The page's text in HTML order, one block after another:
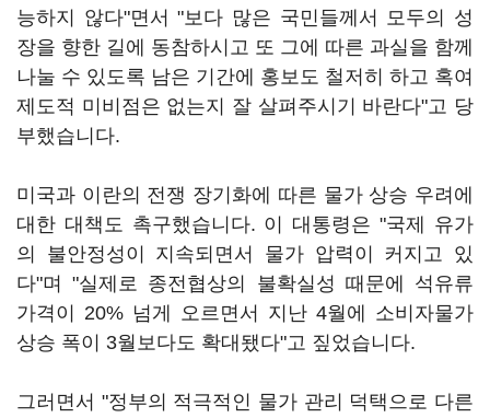
능하지 않다"면서 "보다 많은 국민들께서 모두의 성
장을 향한 길에 동참하시고 또 그에 따른 과실을 함께
나눌 수 있도록 남은 기간에 홍보도 철저히 하고 혹여
제도적 미비점은 없는지 잘 살펴주시기 바란다"고 당
부했습니다.
미국과 이란의 전쟁 장기화에 따른 물가 상승 우려에
대한 대책도 촉구했습니다. 이 대통령은 "국제 유가
의 불안정성이 지속되면서 물가 압력이 커지고 있
다"며 "실제로 종전협상의 불확실성 때문에 석유류
가격이 20% 넘게 오르면서 지난 4월에 소비자물가
상승 폭이 3월보다도 확대됐다"고 짚었습니다.
그러면서 "정부의 적극적인 물가 관리 덕택으로 다른